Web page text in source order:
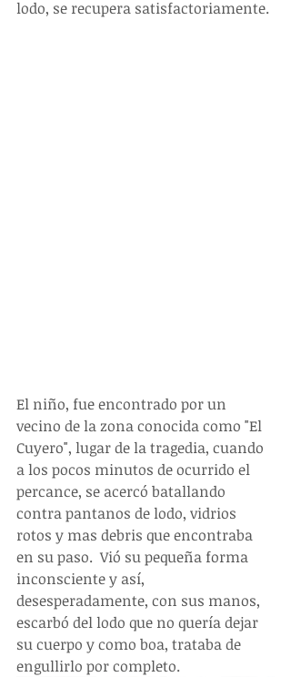
lodo, se recupera satisfactoriamente.
El niño, fue encontrado por un
vecino de la zona conocida como "El
Cuyero", lugar de la tragedia, cuando
a los pocos minutos de ocurrido el
percance, se acercó batallando
contra pantanos de lodo, vidrios
rotos y mas debris que encontraba
en su paso.  Vió su pequeña forma
inconsciente y así,
desesperadamente, con sus manos,
escarbó del lodo que no quería dejar
su cuerpo y como boa, trataba de
engullirlo por completo.